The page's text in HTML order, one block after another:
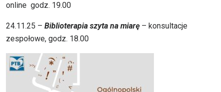
online godz. 19.00
24.11.25 – Biblioterapia szyta na miarę – konsultacje
zespołowe, godz. 18.00